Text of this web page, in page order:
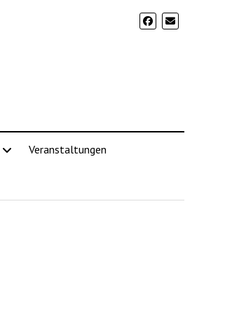
Veranstaltungen